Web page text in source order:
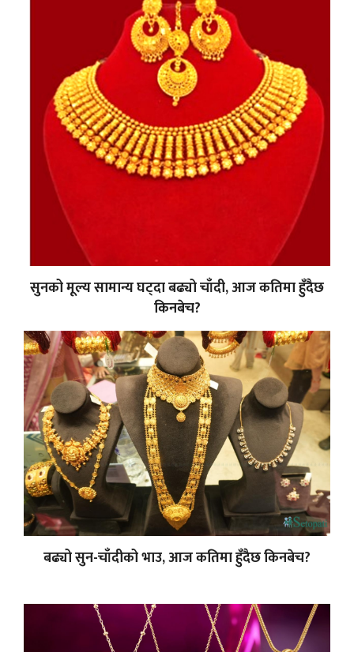
सुनको मूल्य सामान्य घट्दा बढ्यो चाँदी, आज कतिमा हुँदैछ
किनबेच?
बढ्यो सुन-चाँदीको भाउ, आज कतिमा हुँदैछ किनबेच?